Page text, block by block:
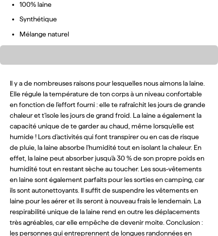
100% laine
Synthétique
Mélange naturel
100% laine
Il y a de nombreuses raisons pour lesquelles nous aimons la laine.
Elle régule la température de ton corps à un niveau confortable
en fonction de l'effort fourni : elle te rafraîchit les jours de grande
chaleur et t'isole les jours de grand froid. La laine a également la
capacité unique de te garder au chaud, même lorsqu'elle est
humide ! Lors d'activités qui font transpirer ou en cas de risque
de pluie, la laine absorbe l'humidité tout en isolant la chaleur. En
effet, la laine peut absorber jusqu'à 30 % de son propre poids en
humidité tout en restant sèche au toucher. Les sous-vêtements
en laine sont également parfaits pour les sorties en camping, car
ils sont autonettoyants. Il suffit de suspendre les vêtements en
laine pour les aérer et ils seront à nouveau frais le lendemain. La
respirabilité unique de la laine rend en outre les déplacements
très agréables, car elle empêche de devenir moite. Conclusion :
les personnes qui entreprennent de longues randonnées en